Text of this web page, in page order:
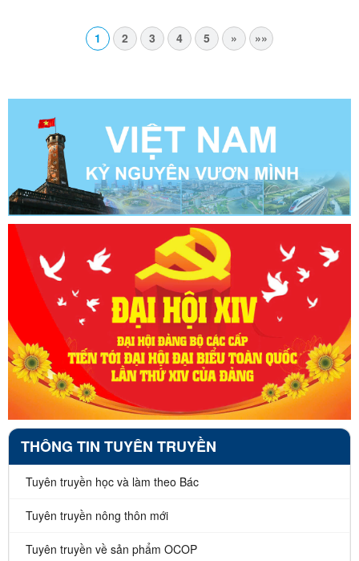
1 2 3 4 5 » »»
THÔNG TIN TUYÊN TRUYỀN
Tuyên truyền học và làm theo Bác
Tuyên truyền nông thôn mới
Tuyên truyền về sản phẩm OCOP